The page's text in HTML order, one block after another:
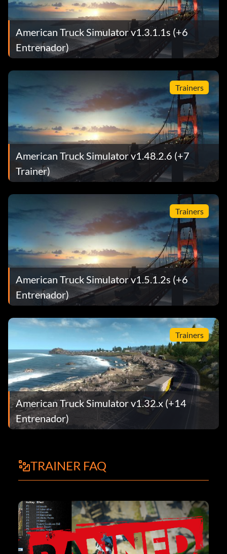
American Truck Simulator v1.3.1.1s (+6
Entrenador)
Trainers
American Truck Simulator v1.48.2.6 (+7
Trainer)
Trainers
American Truck Simulator v1.5.1.2s (+6
Entrenador)
Trainers
American Truck Simulator v1.32.x (+14
Entrenador)
TRAINER FAQ